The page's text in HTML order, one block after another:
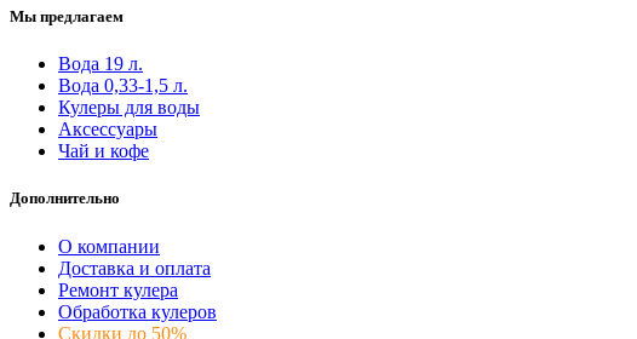
Мы предлагаем
Вода 19 л.
Вода 0,33-1,5 л.
Кулеры для воды
Аксессуары
Чай и кофе
Дополнительно
О компании
Доставка и оплата
Ремонт кулера
Обработка кулеров
Скидки до 50%